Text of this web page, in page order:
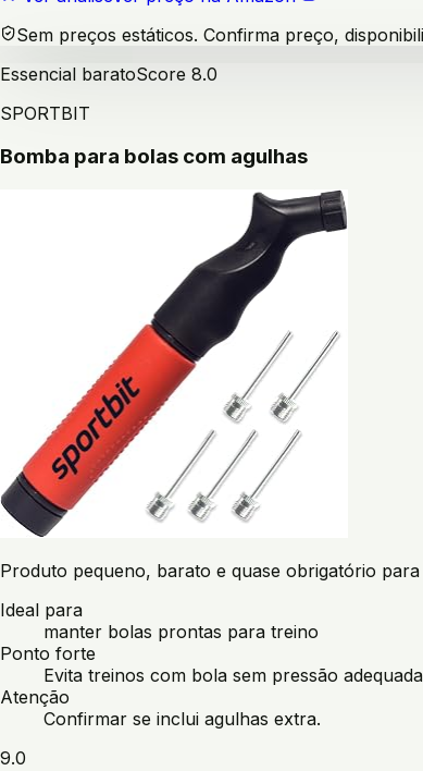
Sem preços estáticos. Confirma preço,
Essencial baratoScore 8.0
SPORTBIT
Bomba para bolas com agulhas
Produto pequeno, barato e quase obrigatório
Ideal para
manter bolas prontas para treino
Ponto forte
Evita treinos com bola sem pressão
Atenção
Confirmar se inclui agulhas extra.
9.0